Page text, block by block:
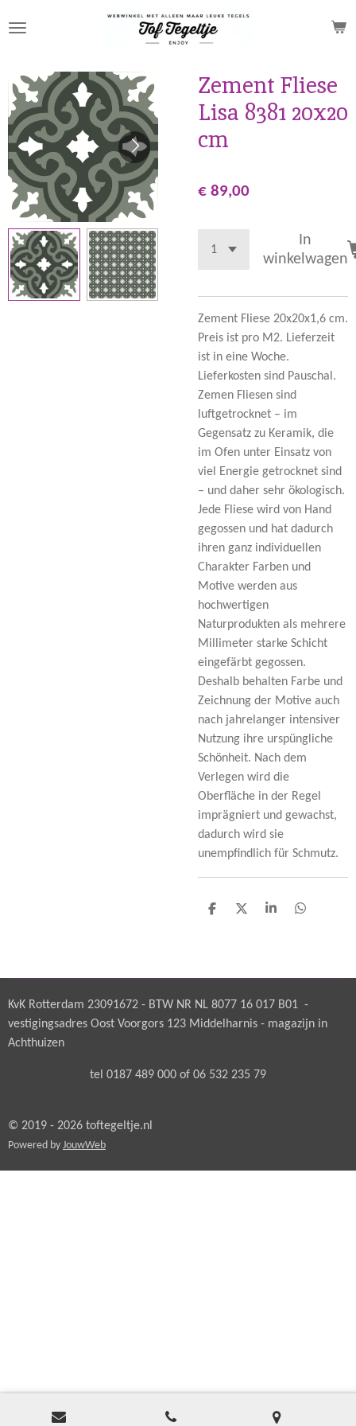
direct
de
hoofdinhoud
Zement Fliese
Lisa 8381 20x20
cm
€ 89,00
In
winkelwagen
Zement Fliese 20x20x1,6 cm.
Preis ist pro M2. Lieferzeit
ist in eine Woche.
Lieferkosten sind Pauschal.
Zemen Fliesen sind
luftgetrocknet – im
Gegensatz zu Keramik, die
im Ofen unter Einsatz von
viel Energie getrocknet sind
– und daher sehr ökologisch.
Jede Fliese wird von Hand
gegossen und hat dadurch
ihren ganz individuellen
Charakter Farben und
Motive werden aus
hochwertigen
Naturprodukten als mehrere
Millimeter starke Schicht
eingefärbt gegossen.
Deshalb behalten Farbe und
Zeichnung der Motive auch
nach jahrelanger intensiver
Nutzung ihre urspüngliche
Schönheit. Nach dem
Verlegen wird die
Oberfläche in der Regel
imprägniert und gewachst,
dadurch wird sie
unempfindlich für Schmutz.
D
D
S
D
KvK Rotterdam 23091672 - BTW NR NL 8077 16 017 B01 -
vestigingsadres Oost Voorgors 123 Middelharnis - magazijn in
Achthuizen
tel 0187 489 000 of 06 532 235 79
© 2019 - 2026 toftegeltje.nl
Powered by JouwWeb